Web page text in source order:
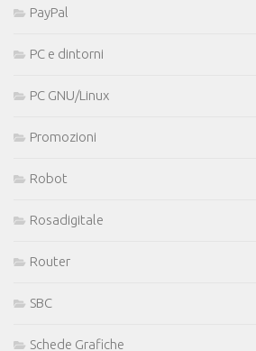
PayPal
PC e dintorni
PC GNU/Linux
Promozioni
Robot
Rosadigitale
Router
SBC
Schede Grafiche